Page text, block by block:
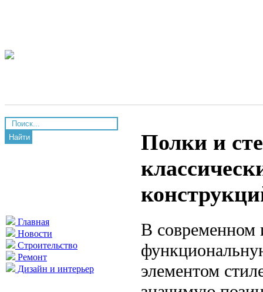
Найти
Главная
Новости
Строительство
Ремонт
Дизайн и интерьер
Полки и
В современном
элементом